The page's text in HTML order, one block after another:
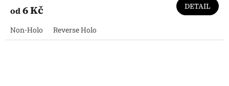
od6 Kč DETAIL
Non-Holo Reverse Holo